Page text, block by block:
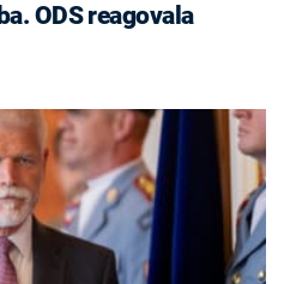
ODS reagovala